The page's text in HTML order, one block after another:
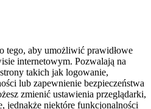
tego, aby umożliwić prawidłowe
internetowym. Pozwalają na
takich jak logowanie,
lub zapewnienie bezpieczeństwa
zmienić ustawienia przeglądarki,
jednakże niektóre funkcjonalności